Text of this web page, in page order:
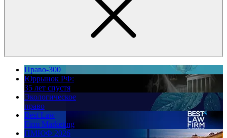
Право-300
Юррынок РФ:
35 лет спустя
Экологическое
право
Best Law
Firm Marketing
ПМЮФ 2026